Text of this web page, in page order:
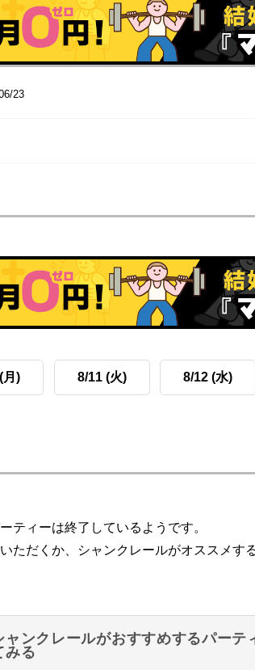
23
月) 8/11 (火) 8/12 (水)
ティーは終了しているようです。
ただくか、シャンクレールがオススメす
ャンクレールがおすすめするパーテ
みる